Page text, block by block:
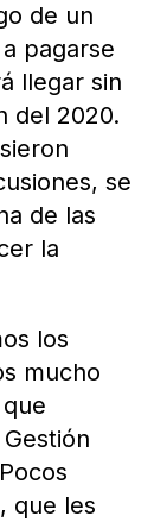
de un
pagarse
llegar sin
del 2020.
se
de las
la
los
mucho
que les